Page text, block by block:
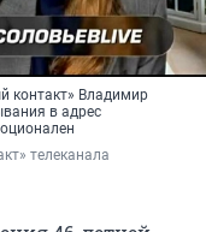
контакт» Владимир
в адрес
телеканала